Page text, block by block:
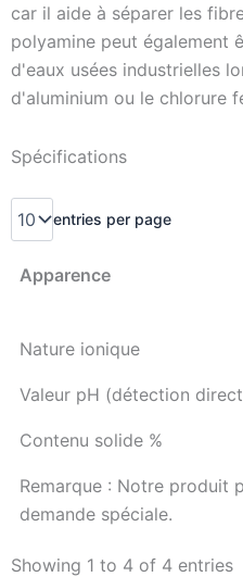
car il aide à séparer les
polyamine peut également
d'eaux usées industrielles
d'aluminium ou le chlorure
Spécifications
entries per page
Apparence
Nature ionique
Valeur pH (détection
Contenu solide %
Remarque : Notre produit
demande spéciale.
Showing 1 to 4 of 4 entries